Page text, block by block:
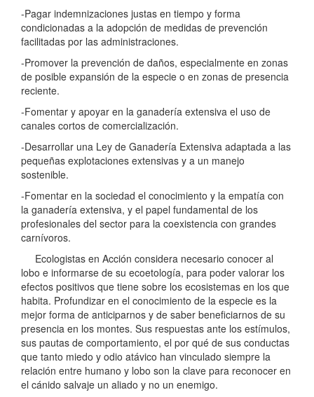
-Pagar indemnizaciones justas en tiempo y forma
condicionadas a la adopción de medidas de prevención
facilitadas por las administraciones.
-Promover la prevención de daños, especialmente en zonas
de posible expansión de la especie o en zonas de presencia
reciente.
-Fomentar y apoyar en la ganadería extensiva el uso de
canales cortos de comercialización.
-Desarrollar una Ley de Ganadería Extensiva adaptada a las
pequeñas explotaciones extensivas y a un manejo
sostenible.
-Fomentar en la sociedad el conocimiento y la empatía con
la ganadería extensiva, y el papel fundamental de los
profesionales del sector para la coexistencia con grandes
carnívoros.
Ecologistas en Acción considera necesario conocer al
lobo e informarse de su ecoetología, para poder valorar los
efectos positivos que tiene sobre los ecosistemas en los que
habita. Profundizar en el conocimiento de la especie es la
mejor forma de anticiparnos y de saber beneficiarnos de su
presencia en los montes. Sus respuestas ante los estímulos,
sus pautas de comportamiento, el por qué de sus conductas
que tanto miedo y odio atávico han vinculado siempre la
relación entre humano y lobo son la clave para reconocer en
el cánido salvaje un aliado y no un enemigo.